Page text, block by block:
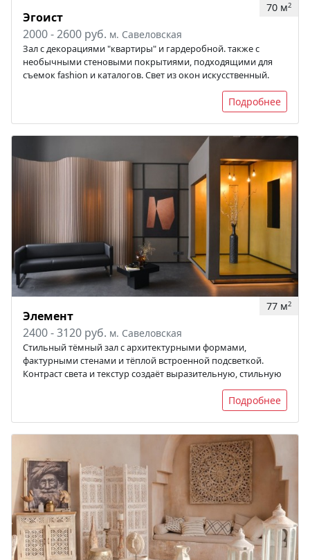
70 м2
Эгоист
2000 - 2600 руб. м. Савеловская
Зал с декорациями "квартиры" и гардеробной. также с
необычными стеновыми покрытиями, подходящими для
съемок fashion и каталогов. Свет из окон искусственный.
Подробнее
77 м2
Элемент
2400 - 3120 руб. м. Савеловская
Стильный тёмный зал с архитектурными формами,
фактурными стенами и тёплой встроенной подсветкой.
Контраст света и текстур создаёт выразительную, стильную
Подробнее